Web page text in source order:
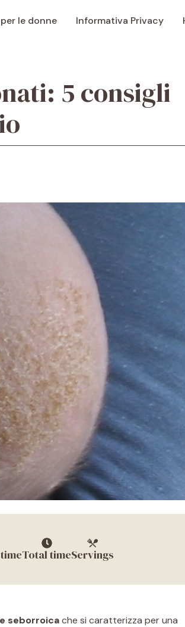
le donne Informativa Privacy
5 consigli
Total timeServings
seborroicache si caratterizza per una